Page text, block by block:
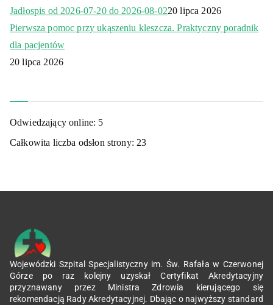
Jadłospis od 2026-07-20 do 2026-08-0220 lipca 2026
Pierwsza pomoc przy ukąszeniu kleszcza. Praktyczny poradnik
dla pacjentów
20 lipca 2026
Odwiedzający online: 5
Całkowita liczba odsłon strony: 23
Wojewódzki Szpital Specjalistyczny im. Św. Rafała w Czerwonej
Górze po raz kolejny uzyskał Certyfikat Akredytacyjny
przyznawany przez Ministra Zdrowia kierującego się
rekomendacją Rady Akredytacyjnej. Dbając o najwyższy standard